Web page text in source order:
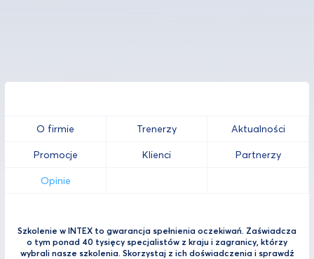
O firmie Trenerzy Aktualności
Promocje Klienci Partnerzy
Opinie
Szkolenie w INTEX to gwarancja spełnienia oczekiwań. Zaświadcza
o tym ponad 40 tysięcy specjalistów z kraju i zagranicy, którzy
wybrali nasze szkolenia. Skorzystaj z ich doświadczenia i sprawdź